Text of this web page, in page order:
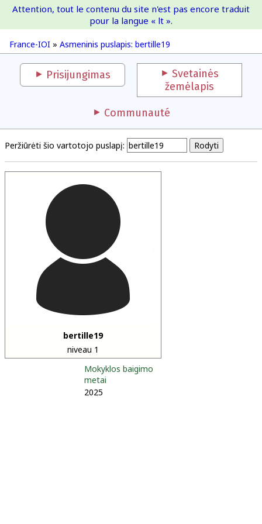
France-IOI
France-IOI » Asmeninis puslapis: bertille19
Attention, tout le contenu du site n'est pas encore traduit
pour la langue « lt ».
Prisijungimas
Svetainės
žemėlapis
Communauté
Peržiūrėti šio vartotojo puslapį:
bertille19
niveau 1
Mokyklos baigimo
metai
2025